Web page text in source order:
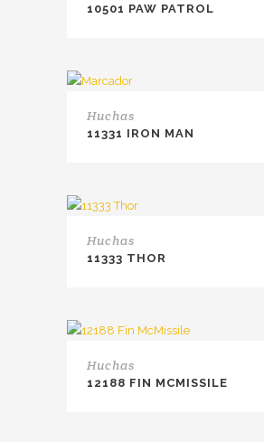
10501 PAW PATROL
Huchas
11331 IRON MAN
Huchas
11333 THOR
Huchas
12188 FIN MCMISSILE